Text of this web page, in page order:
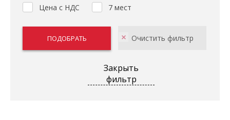
Цена с НДС 7 мест
Закрыть
фильтр